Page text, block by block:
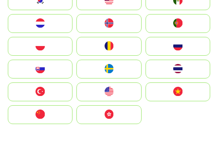
United States
中國香港特別行政區